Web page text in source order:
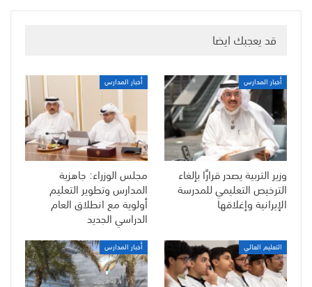
قد يعجبك ايضا
أخبار المدارس
وزير التربية يصدر قرارًا بإلغاء
الترخيص التعليمي للمدرسة
الإيرانية وإغلاقها
أخبار المدارس
مجلس الوزراء: جاهزية
المدارس وتطوير التعليم
أولوية مع انطلاق العام
الدراسي الجديد
التعليم العالي أخبار المدارس